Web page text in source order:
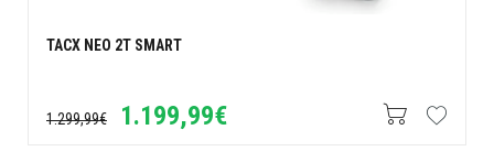
TACX NEO 2T SMART
1.299,99€ 1.199,99€